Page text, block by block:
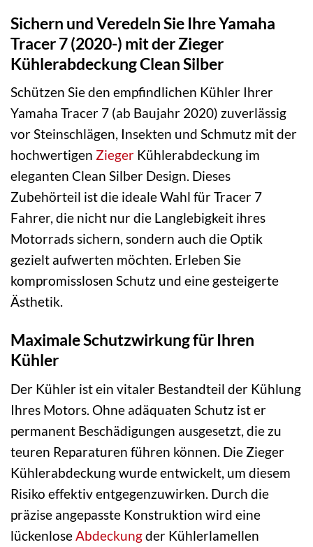
Sichern und Veredeln Sie Ihre Yamaha
Tracer 7 (2020-) mit der Zieger
Kühlerabdeckung Clean Silber
Schützen Sie den empfindlichen Kühler Ihrer
Yamaha Tracer 7 (ab Baujahr 2020) zuverlässig
vor Steinschlägen, Insekten und Schmutz mit der
hochwertigen Zieger Kühlerabdeckung im
eleganten Clean Silber Design. Dieses
Zubehörteil ist die ideale Wahl für Tracer 7
Fahrer, die nicht nur die Langlebigkeit ihres
Motorrads sichern, sondern auch die Optik
gezielt aufwerten möchten. Erleben Sie
kompromisslosen Schutz und eine gesteigerte
Ästhetik.
Maximale Schutzwirkung für Ihren
Kühler
Der Kühler ist ein vitaler Bestandteil der Kühlung
Ihres Motors. Ohne adäquaten Schutz ist er
permanent Beschädigungen ausgesetzt, die zu
teuren Reparaturen führen können. Die Zieger
Kühlerabdeckung wurde entwickelt, um diesem
Risiko effektiv entgegenzuwirken. Durch die
präzise angepasste Konstruktion wird eine
lückenlose Abdeckungder Kühlerlamellen